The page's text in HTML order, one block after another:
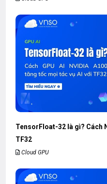
TensorFloat-32 là gì? Cách
TF32
Cloud GPU